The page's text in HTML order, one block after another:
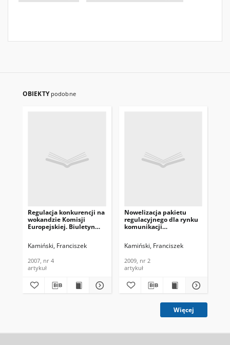
OBIEKTY podobne
Regulacja konkurencji na
wokandzie Komisji
Europejskiej. Biuletyn
Kamiński, Franciszek
2007, nr 4
artykuł
Nowelizacja pakietu
regulacyjnego dla rynku
komunikacji
powszechna i ochrona
Informacyjny Instytutu
Łączności, 2009, nr 2
Kamiński, Franciszek
2009, nr 2
artykuł
Więcej